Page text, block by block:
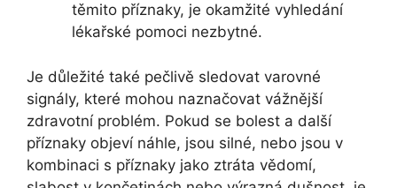
těmito příznaky, je okamžité vyhledání
lékařské pomoci nezbytné.
Je důležité také pečlivě sledovat varovné
signály, které mohou naznačovat vážnější
zdravotní problém. Pokud se bolest a další
příznaky objeví náhle, jsou silné, nebo jsou v
kombinaci s příznaky jako ztráta vědomí,